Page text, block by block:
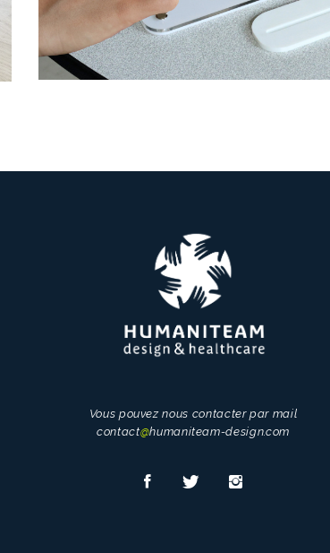
Vous pouvez nous contacter par mail
contact@humaniteam-design.com